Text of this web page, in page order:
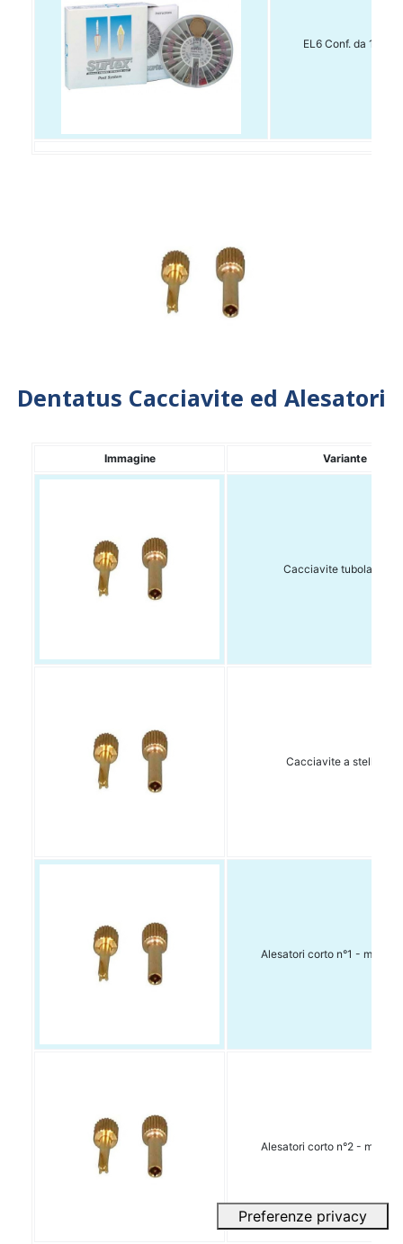
EL6 Conf. da 15 pz
Dentatus Cacciavite ed Alesatori
Immagine Variante
Cacciavite tubolare 1
Cacciavite a stella 1 pz
Alesatori corto n°1 - mm
Alesatori corto n°2 - mm